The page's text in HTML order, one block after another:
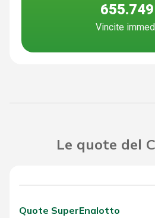
Vincite
Le quote del
Quote SuperEnalotto